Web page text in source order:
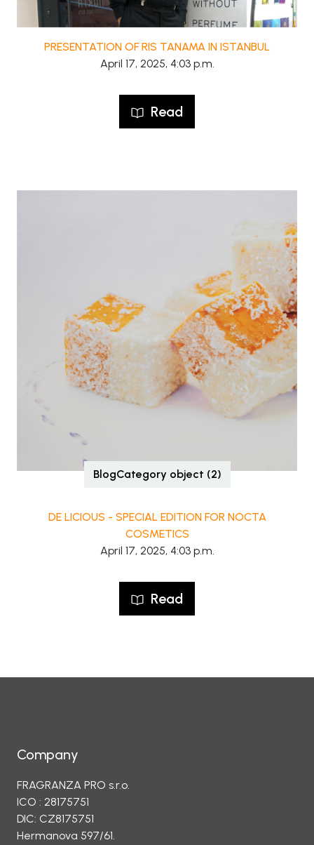
PRESENTATION OF RIS TANAMA IN ISTANBUL
April 17, 2025, 4:03 p.m.
Read
BlogCategory object (2)
DE LICIOUS - SPECIAL EDITION FOR NOCTA
COSMETICS
April 17, 2025, 4:03 p.m.
Read
Company
FRAGRANZA PRO s.r.o.
ICO : 28175751
DIC: CZ8175751
Hermanova 597/61.